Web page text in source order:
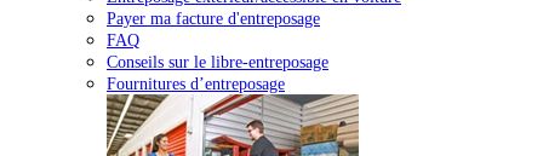
Payer ma facture d'entreposage
FAQ
Conseils sur le libre-entreposage
Fournitures d’entreposage